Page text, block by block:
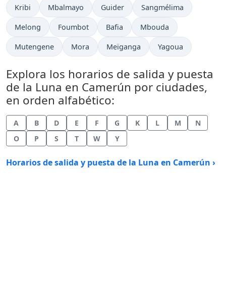
Kribi Mbalmayo Guider Sangmélima
Melong Foumbot Bafia Mbouda
Mutengene Mora Meïganga Yagoua
Explora los horarios de salida y puesta
de la Luna en Camerún por ciudades,
en orden alfabético:
A B D E F G K L M
N
O
P S T W Y
Horarios de salida y puesta de la Luna en Camerún ›